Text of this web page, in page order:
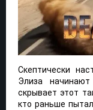
Скептически
Элиза
скрывает этот
кто раньше